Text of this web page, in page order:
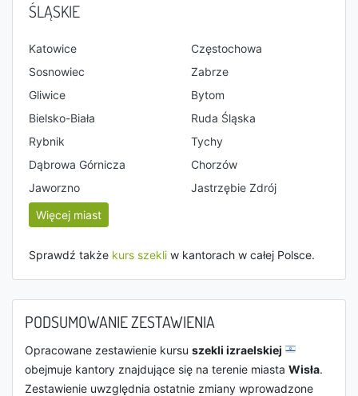
ŚLĄSKIE
Katowice
Częstochowa
Sosnowiec
Zabrze
Gliwice
Bytom
Bielsko-Biała
Ruda Śląska
Rybnik
Tychy
Dąbrowa Górnicza
Chorzów
Jaworzno
Jastrzębie Zdrój
Więcej miast
Sprawdź także kurs szekli w kantorach w całej Polsce.
PODSUMOWANIE ZESTAWIENIA
Opracowane zestawienie kursu szekli izraelskiej
obejmuje kantory znajdujące się na terenie miasta Wisła.
Zestawienie uwzględnia ostatnie zmiany wprowadzone